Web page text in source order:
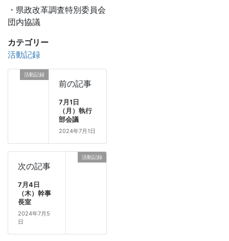
・県政改革調査特別委員会
団内協議
カテゴリー
活動記録
活動記録
前の記事
7月1日
（月）執行
部会議
2024年7月1日
活動記録
次の記事
7月4日
（木）幹事
長室
2024年7月5
日